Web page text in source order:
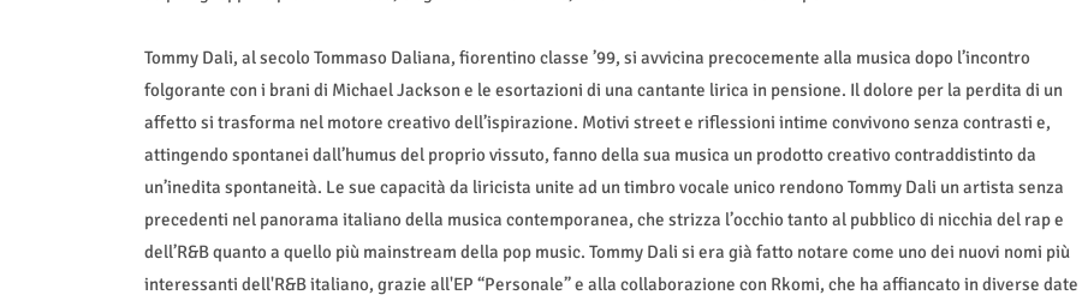
Tommy Dali, al secolo Tommaso Daliana, fiorentino classe ’99, si avvicina precocemente alla musica dopo l’incontro
folgorante con i brani di Michael Jackson e le esortazioni di una cantante lirica in pensione. Il dolore per la perdita di un
affetto si trasforma nel motore creativo dell’ispirazione. Motivi street e riflessioni intime convivono senza contrasti e,
attingendo spontanei dall’humus del proprio vissuto, fanno della sua musica un prodotto creativo contraddistinto da
un’inedita spontaneità. Le sue capacità da liricista unite ad un timbro vocale unico rendono Tommy Dali un artista senza
precedenti nel panorama italiano della musica contemporanea, che strizza l’occhio tanto al pubblico di nicchia del rap e
dell’R&B quanto a quello più mainstream della pop music. Tommy Dali si era già fatto notare come uno dei nuovi nomi più
interessanti dell'R&B italiano, grazie all'EP “Personale” e alla collaborazione con Rkomi, che ha affiancato in diverse date